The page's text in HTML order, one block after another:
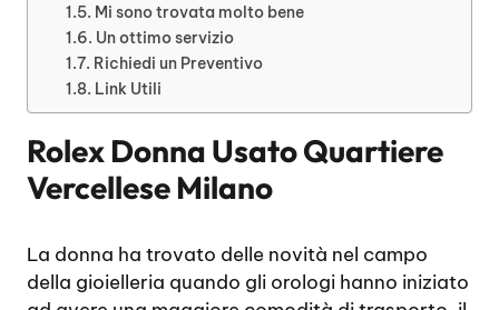
Mi sono trovata molto bene
Un ottimo servizio
Richiedi un Preventivo
Link Utili
Rolex Donna Usato Quartiere
Vercellese Milano
La donna ha trovato delle novità nel campo
della gioielleria quando gli orologi hanno iniziato